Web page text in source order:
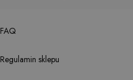
FAQ
Regulamin sklepu